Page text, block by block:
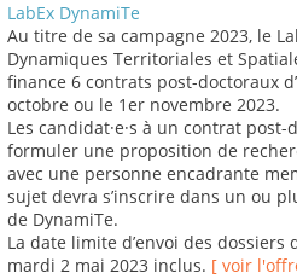
LabEx DynamiTe
Au titre de sa campagne 2023, le
Dynamiques Territoriales et
finance 6 contrats post-doctoraux
octobre ou le 1er novembre 2023.
Les candidat·e·s à un contrat post-
formuler une proposition de
avec une personne encadrante
sujet devra s’inscrire dans un ou
de DynamiTe.
La date limite d’envoi des
mardi 2 mai 2023 inclus. [ voir